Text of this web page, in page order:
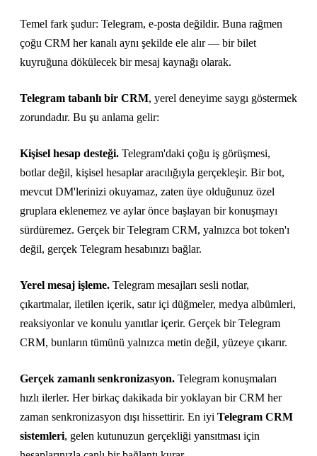
Temel fark şudur: Telegram, e-posta değildir. Buna rağmen
çoğu CRM her kanalı aynı şekilde ele alır — bir bilet
kuyruğuna dökülecek bir mesaj kaynağı olarak.
Telegram tabanlı bir CRM, yerel deneyime saygı göstermek
zorundadır. Bu şu anlama gelir:
Kişisel hesap desteği. Telegram'daki çoğu iş görüşmesi,
botlar değil, kişisel hesaplar aracılığıyla gerçekleşir. Bir bot,
mevcut DM'lerinizi okuyamaz, zaten üye olduğunuz özel
gruplara eklenemez ve aylar önce başlayan bir konuşmayı
sürdüremez. Gerçek bir Telegram CRM, yalnızca bot token'ı
değil, gerçek Telegram hesabınızı bağlar.
Yerel mesaj işleme. Telegram mesajları sesli notlar,
çıkartmalar, iletilen içerik, satır içi düğmeler, medya albümleri,
reaksiyonlar ve konulu yanıtlar içerir. Gerçek bir Telegram
CRM, bunların tümünü yalnızca metin değil, yüzeye çıkarır.
Gerçek zamanlı senkronizasyon. Telegram konuşmaları
hızlı ilerler. Her birkaç dakikada bir yoklayan bir CRM her
zaman senkronizasyon dışı hissettirir. En iyi Telegram CRM
sistemleri, gelen kutunuzun gerçekliği yansıtması için